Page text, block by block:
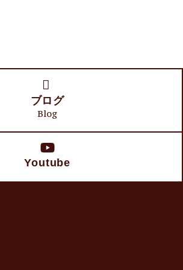
ブログ
Blog
Youtube